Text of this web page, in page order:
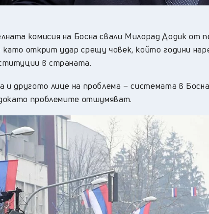
комисия на Босна свали Милорад Додик от
открит удар срещу човек, който години
в страната.
и другото лице на проблема – системата в
проблемите отшумяват.